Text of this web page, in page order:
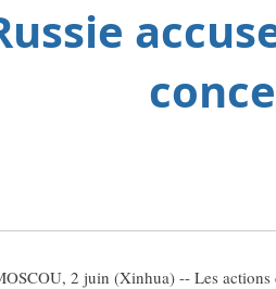
2 juin (Xinhua) -- Les actions